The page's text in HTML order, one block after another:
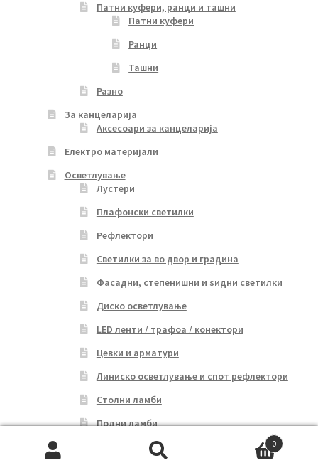
Патни куфери, ранци и ташни
Патни куфери
Ранци
Ташни
Разно
За канцеларија
Аксесоари за канцеларија
Електро материјали
Осветлување
Лустери
Плафонски светилки
Рефлектори
Светилки за во двор и градина
Фасадни, степенишни и ѕидни светилки
Диско осветлување
LED ленти / трафоа / конектори
Цевки и арматури
Линиско осветлување и спот рефлектори
Столни ламби
Подни ламби
Улични светилки
0